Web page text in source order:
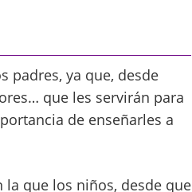
padres, ya que, desde
que les servirán para
de enseñarles a
la que los niños, desde que